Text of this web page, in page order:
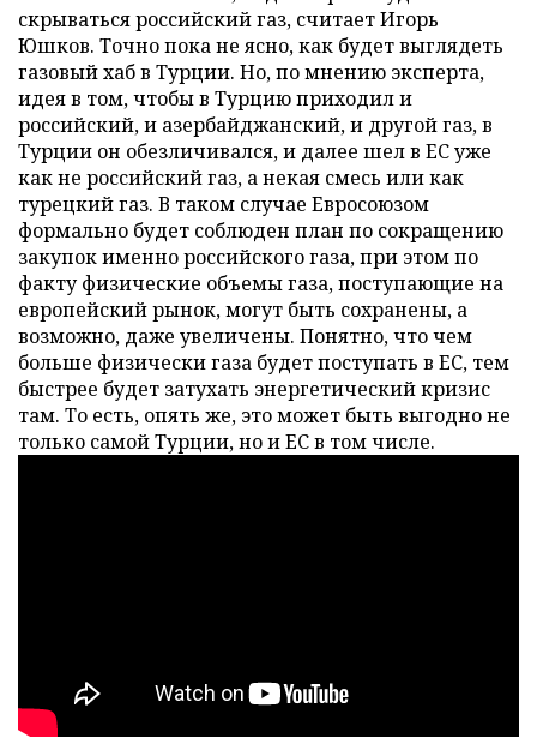
скрываться российский газ, считает Игорь
Юшков. Точно пока не ясно, как будет выглядеть
газовый хаб в Турции. Но, по мнению эксперта,
идея в том, чтобы в Турцию приходил и
российский, и азербайджанский, и другой газ, в
Турции он обезличивался, и далее шел в ЕС уже
как не российский газ, а некая смесь или как
турецкий газ. В таком случае Евросоюзом
формально будет соблюден план по сокращению
закупок именно российского газа, при этом по
факту физические объемы газа, поступающие на
европейский рынок, могут быть сохранены, а
возможно, даже увеличены. Понятно, что чем
больше физически газа будет поступать в ЕС, тем
быстрее будет затухать энергетический кризис
там. То есть, опять же, это может быть выгодно не
только самой Турции, но и ЕС в том числе.